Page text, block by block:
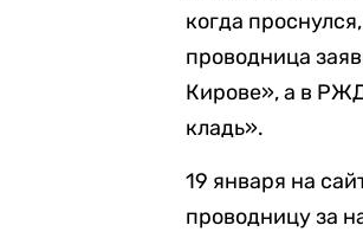
когда
проводница
Кирове», а в РЖД
кладь».
19 января на
проводницу за